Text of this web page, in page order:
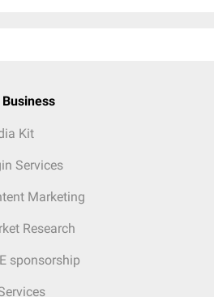
Business
Kit
Services
Marketing
Research
sponsorship